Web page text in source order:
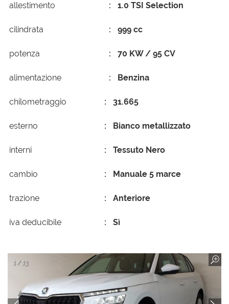
allestimento 1.0 TSI Selection
cilindrata 999 cc
potenza 70 KW / 95 CV
alimentazione Benzina
chilometraggio 31.665
esterno Bianco metallizzato
interni Tessuto Nero
cambio Manuale 5 marce
trazione Anteriore
iva deducibile Sì
1 / 13